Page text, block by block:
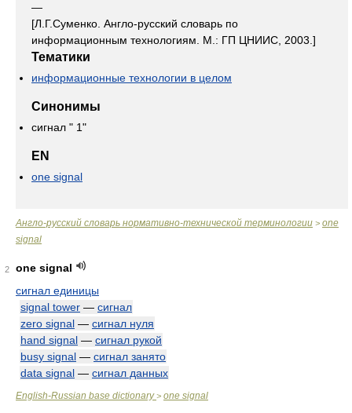
—
[Л.Г.Суменко. Англо-русский словарь по
информационным технологиям. М.: ГП ЦНИИС, 2003.]
Тематики
информационные технологии в целом
Синонимы
сигнал " 1"
EN
one signal
Англо-русский словарь нормативно-технической терминологии > one
signal
2
one signal
сигнал единицы
signal tower — сигнал
zero signal — сигнал нуля
hand signal — сигнал рукой
busy signal — сигнал занято
data signal — сигнал данных
English-Russian base dictionary> one signal